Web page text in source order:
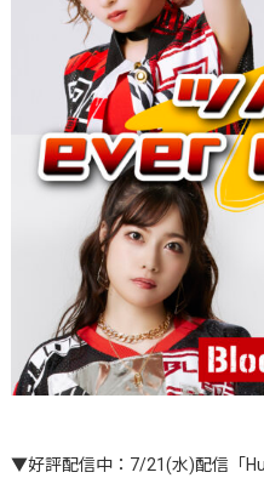
▼好評配信中：7/21(水)配信「